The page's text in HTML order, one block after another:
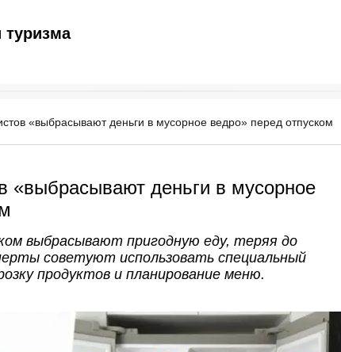
туризма
«выбрасывают деньги в мусорное ведро» перед отпуском
«выбрасывают деньги в мусорное
выбрасывают пригодную еду, теряя до
советуют использовать специальный
продуктов и планирование меню.